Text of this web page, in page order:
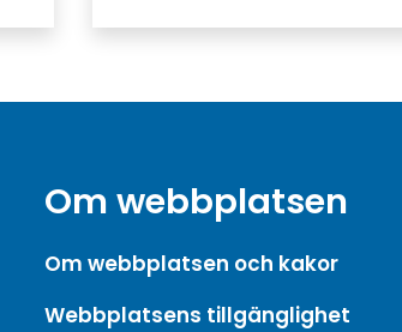
Om webbplatsen
Om webbplatsen och kakor
Webbplatsens tillgänglighet